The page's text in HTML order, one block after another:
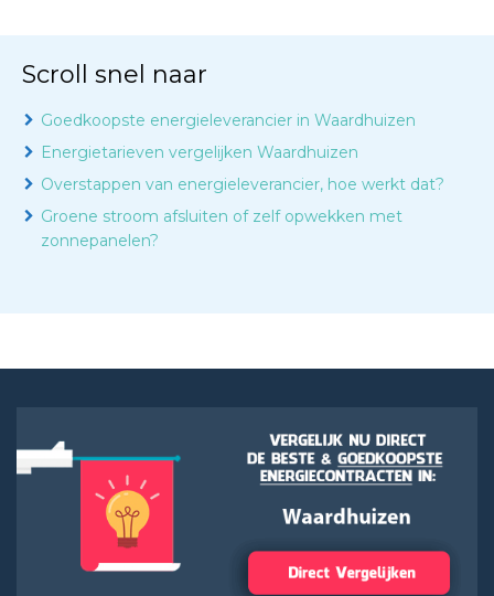
Scroll snel naar
Goedkoopste energieleverancier in Waardhuizen
Energietarieven vergelijken Waardhuizen
Overstappen van energieleverancier, hoe werkt dat?
Groene stroom afsluiten of zelf opwekken met
zonnepanelen?